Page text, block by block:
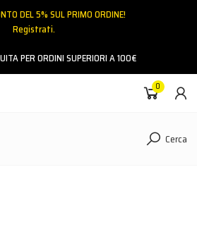
DEL 5% SUL PRIMO ORDINE!
Registrati.
PER ORDINI SUPERIORI A 100€
0
Cerca